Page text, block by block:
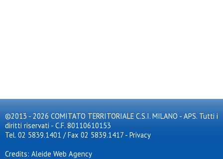
©2013 - 2026 COMITATO TERRITORIALE C.S.I. MILANO - APS. Tutti i
diritti riservati - C.F. 80110610153
Tel. 02 5839.1401 / Fax 02 5839.1417 - Privacy
Credits: Aleide Web Agency